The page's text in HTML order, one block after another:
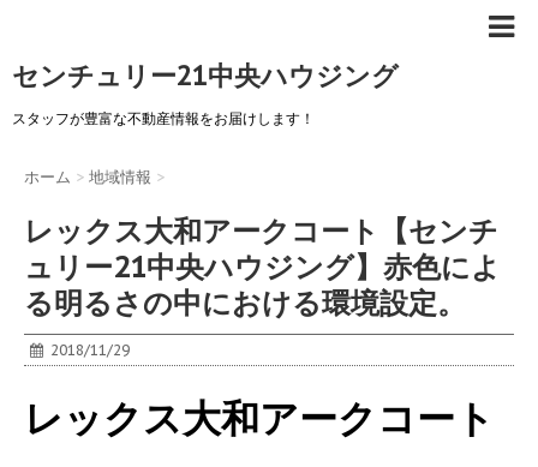
センチュリー21中央ハウジング
スタッフが豊富な不動産情報をお届けします！
ホーム > 地域情報 >
レックス大和アークコート【センチ
ュリー21中央ハウジング】赤色によ
る明るさの中における環境設定。
2018/11/29
レックス大和アークコート